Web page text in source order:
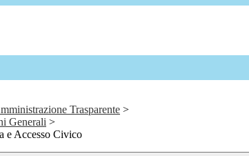
Trasparente >
Generali >
e Accesso Civico